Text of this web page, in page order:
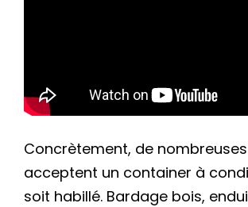
Concrètement, de
acceptent un container à
soit habillé. Bardage bois,